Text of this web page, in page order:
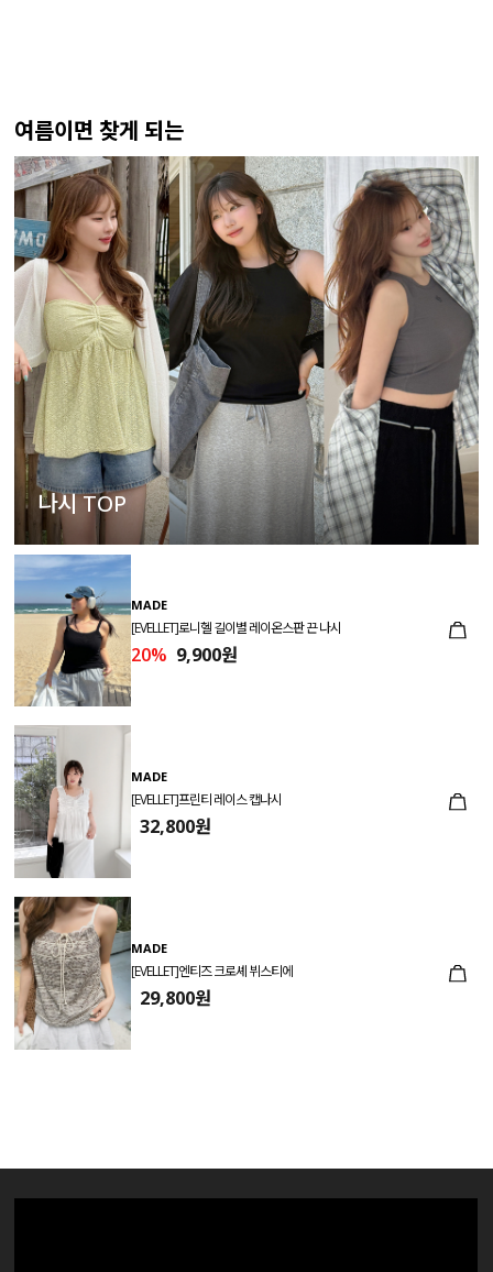
여름이면 찾게 되는
나시 TOP
MADE
[EVELLET]로니헬 길이별 레이온스판 끈 나시
20% 9,900원
MADE
[EVELLET]프린티 레이스 캡나시
32,800원
MADE
[EVELLET]엔티즈 크로셰 뷔스티에
29,800원